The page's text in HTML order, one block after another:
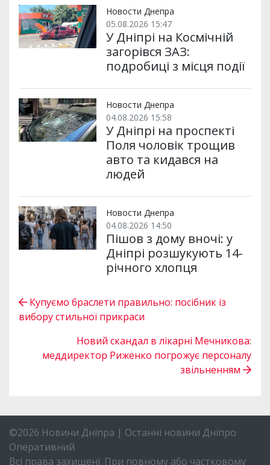
и k m p
Новости Днепра
05.08.2026 15:47
У Дніпрі на Космічній
загорівся ЗАЗ:
подробиці з місця події
Новости Днепра
04.08.2026 15:58
У Дніпрі на проспекті
Поля чоловік трощив
авто та кидався на
людей
Новости Днепра
04.08.2026 14:50
Пішов з дому вночі: у
Дніпрі розшукують 14-
річного хлопця
Купуємо браслети правильно: посібник із
вибору стильної прикраси
Новий скандал в лікарні Мечникова:
меддиректор Риженко погрожує персоналу
звільненням
©2026 Новини Дніпра | Останні новини Дніпро
Оперативний
Всі права захищені. При повному або частковому